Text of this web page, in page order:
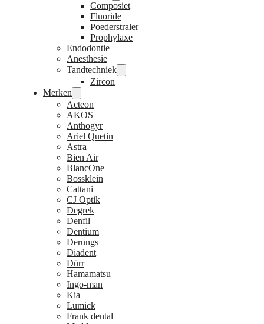
Composiet
Fluoride
Poederstraler
Prophylaxe
Endodontie
Anesthesie
Tandtechniek
Zircon
Merken
Acteon
AKOS
Anthogyr
Ariel Quetin
Astra
Bien Air
BlancOne
Bossklein
Cattani
CJ Optik
Degrek
Denfil
Dentium
Derungs
Diadent
Dürr
Hamamatsu
Ingo-man
Kia
Lumick
Frank dental